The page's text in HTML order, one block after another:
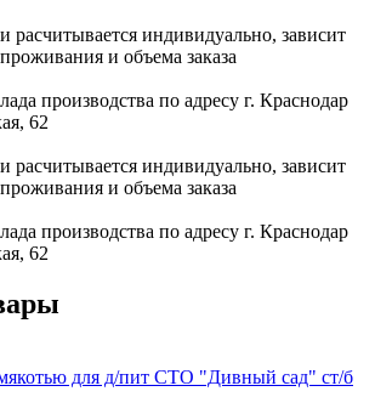
расчитывается индивидуально, зависит
и объема заказа
производства по адресу г. Краснодар
62
расчитывается индивидуально, зависит
и объема заказа
производства по адресу г. Краснодар
62